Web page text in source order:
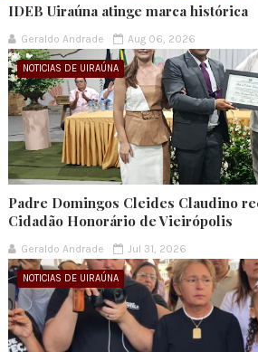
IDEB Uiraúna atinge marca histórica
Geraldo Andrade Aug 06, 2026
NOTICIAS DE UIRAÚNA
Padre Domingos Cleides Claudino
Cidadão Honorário de Vieirópolis
Geraldo Andrade Jul 31, 2026
NOTICIAS DE UIRAÚNA